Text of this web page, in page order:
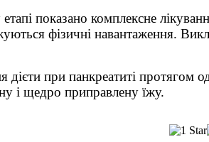
показано комплексне
фізичні навантаження.
дієти при панкреатиті протягом
і щедро приправлену їжу.